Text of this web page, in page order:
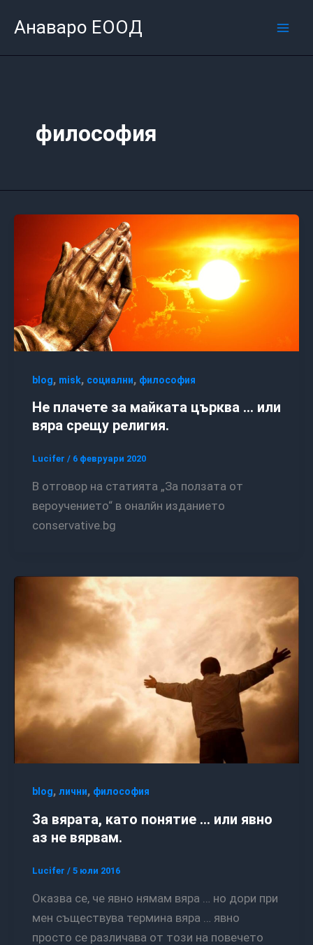
Анаваро ЕООД
философия
blog, misk, социални, философия
Не плачете за майката църква … или
вяра срещу религия.
Lucifer / 6 февруари 2020
В отговор на статията „За ползата от
вероучението“ в оналйн изданието
conservative.bg
blog, лични, философия
За вярата, като понятие … или явно
аз не вярвам.
Lucifer / 5 юли 2016
Оказва се, че явно нямам вяра … но дори при
мен съществува термина вяра … явно
просто се различава от този на повечето